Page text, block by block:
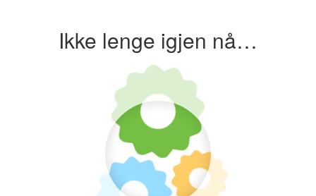
Ikke lenge igjen nå…